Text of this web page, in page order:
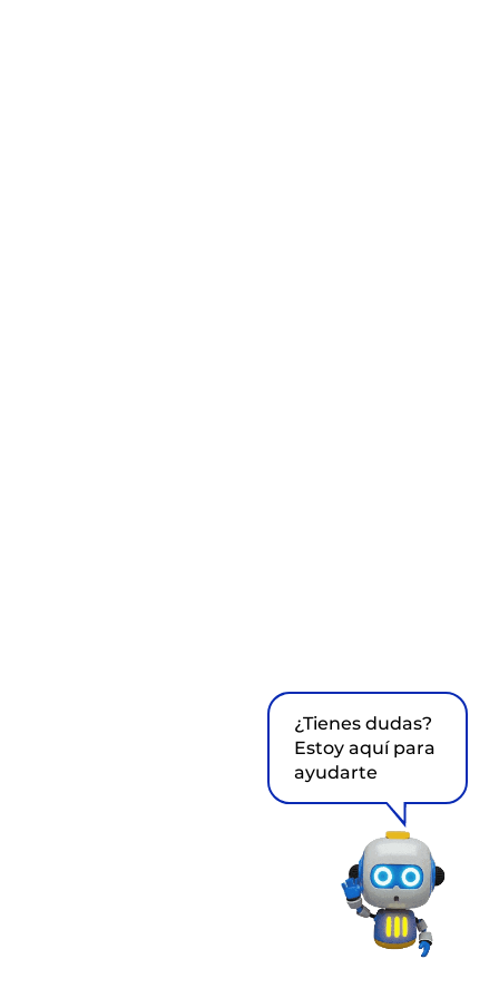
¿Tienes dudas?
Estoy aquí para
ayudarte